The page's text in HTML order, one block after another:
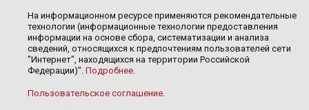
На информационном ресурсе применяются рекомендательные
технологии (информационные технологии предоставления
информации на основе сбора, систематизации и анализа
сведений, относящихся к предпочтениям пользователей сети
"Интернет", находящихся на территории Российской
Федерации)". Подробнее.
Пользовательское соглашение.